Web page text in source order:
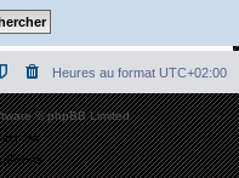
Heures au format UTC+02:00
© phpBB Limited
fr.com